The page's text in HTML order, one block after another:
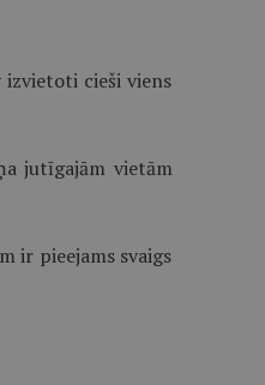
cieši viens
jutīgajām vietām
ir pieejams svaigs